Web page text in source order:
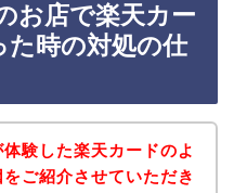
お店で楽天カー
た時の対処の仕
験した楽天カードのよ
ご紹介させていただき